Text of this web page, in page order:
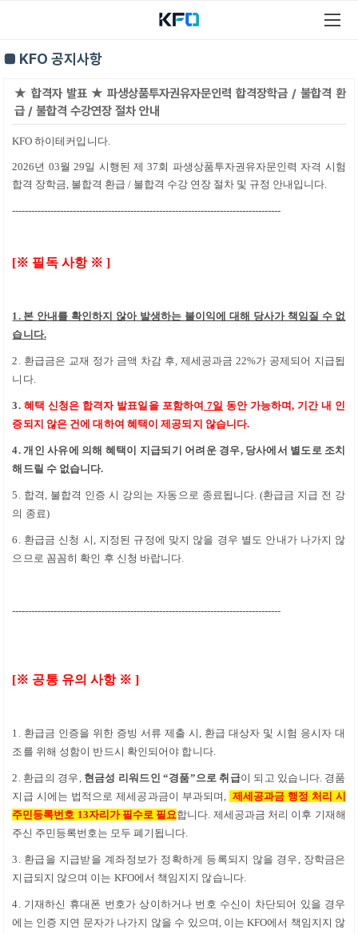
■ KFO 공지사항
★ 합격자 발표 ★ 파생상품투자권유자문인력 합격장학금 / 불합격 환
급 / 불합격 수강연장 절차 안내
KFO 하이테커 입니다.
2026년 03월 29일 시행된 제 37회 파생상품투자권유자문인력 자격 시험
합격 장학금, 불합격 환급 / 불합격 수강 연장 절차 및 규정 안내입니다.
------------------------------------------------------------------------------------
[※ 필독 사항 ※]
1. 본 안내를 확인하지 않아 발생하는 불이익에 대해 당사가 책임질 수 없
습니다.
2. 환급금은 교재 정가 금액 차감 후, 제세공과금22%가 공제되어 지급됩
니다.
3. 혜택 신청은 합격자 발표일을 포함하여 7일 동안 가능하며, 기간 내 인
증되지 않은 건에 대하여 혜택이 제공되지 않습니다.
4. 개인 사유에 의해 혜택이 지급되기 어려운 경우, 당사에서 별도로 조치
해드릴 수 없습니다.
5. 합격, 불합격 인증 시 강의는 자동으로 종료됩니다. (환급금 지급 전 강
의 종료)
6. 환급금 신청 시, 지정된 규정에 맞지 않을 경우 별도 안내가 나가지 않
으므로 꼼꼼히 확인 후 신청 바랍니다.
------------------------------------------------------------------------------------
[※ 공통 유의 사항 ※]
1. 환급금 인증을 위한 증빙 서류 제출 시, 환급 대상자 및 시험 응시자 대
조를 위해 성함이 반드시 확인되어야 합니다.
2. 환급의 경우, 현금성 리워드인“경품”으로 취급이 되고 있습니다. 경품
지급 시에는 법적으로 제세공과금이 부과되며, 제세공과금 행정 처리 시
주민등록번호 13자리가 필수로 필요합니다. 제세공과금 처리 이후 기재해
주신 주민등록번호는 모두폐기됩니다.
3. 환급을 지급받을 계좌정보가 정확하게 등록되지 않을 경우, 장학금은
지급되지 않으며 이는 KFO에서 책임지지 않습니다.
4. 기재하신 휴대폰 번호가 상이하거나 번호 수신이 차단되어 있을 경우
에는 인증 지연 문자가 나가지 않을 수 있으며, 이는KFO에서 책임지지 않